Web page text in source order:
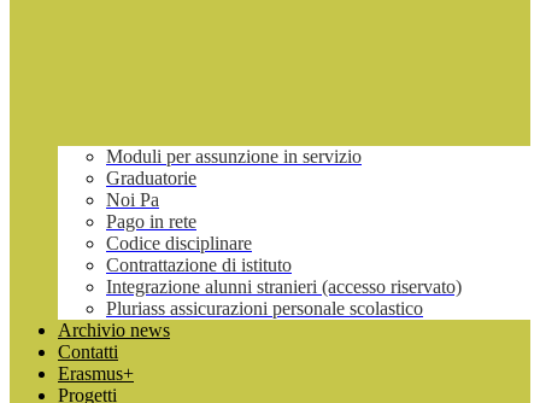
Moduli per assunzione in servizio
Graduatorie
Noi Pa
Pago in rete
Codice disciplinare
Contrattazione di istituto
Integrazione alunni stranieri (accesso riservato)
Pluriass assicurazioni personale scolastico
Archivio news
Contatti
Erasmus+
Progetti